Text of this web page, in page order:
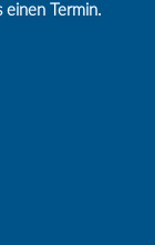
einen Termin.